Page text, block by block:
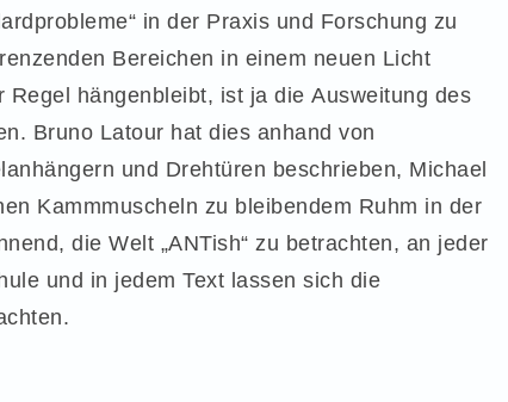
in der Praxis und Forschung zu
Bereichen in einem neuen Licht
hängenbleibt, ist ja die Ausweitung des
Bruno Latour hat dies anhand von
und Drehtüren beschrieben, Michael
Kammmuscheln zu bleibendem Ruhm in der
die Welt „ANTish“ zu betrachten, an jeder
und in jedem Text lassen sich die